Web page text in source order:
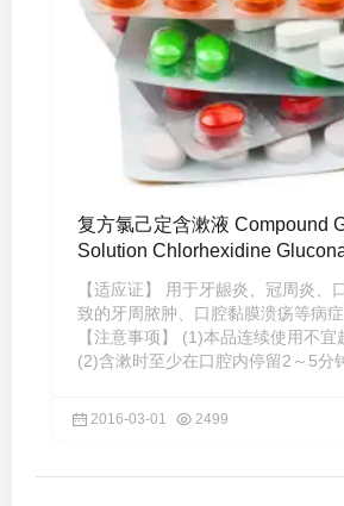
复方氯己定含漱液 Compound Gargle
Solution Chlorhexidine
【适应证】 用于牙龈炎、冠周炎、
致的牙周脓肿、口腔黏膜溃疡等病症
【注意事项】 (1)本品连续使用不宜
(2)含漱时至少在口腔内停留2～5分
2016-03-01 2499